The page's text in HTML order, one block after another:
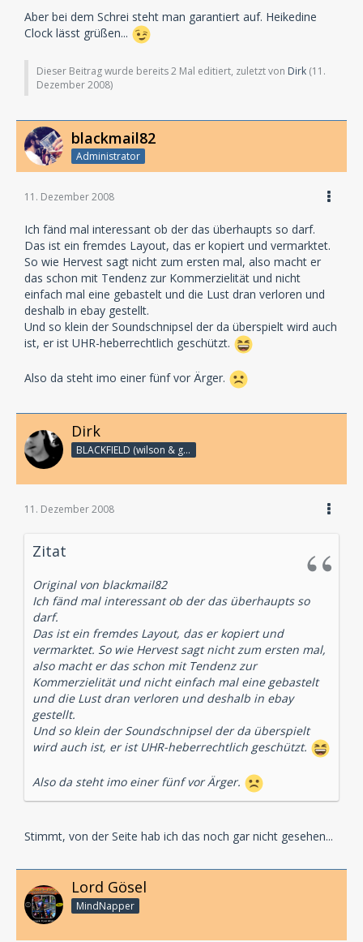
Aber bei dem Schrei steht man garantiert auf. Heikedine
Clock lässt grüßen...
Dieser Beitrag wurde bereits 2 Mal editiert, zuletzt von Dirk (11.
Dezember 2008)
blackmail82
Administrator
11. Dezember 2008
Ich fänd mal interessant ob der das überhaupts so darf.
Das ist ein fremdes Layout, das er kopiert und vermarktet.
So wie Hervest sagt nicht zum ersten mal, also macht er
das schon mit Tendenz zur Kommerzielität und nicht
einfach mal eine gebastelt und die Lust dran verloren und
deshalb in ebay gestellt.
Und so klein der Soundschnipsel der da überspielt wird auch
ist, er ist UHR-heberrechtlich geschützt.
Also da steht imo einer fünf vor Ärger.
Dirk
BLACKFIELD (wilson & geffen)
11. Dezember 2008
Zitat
Original von blackmail82
Ich fänd mal interessant ob der das überhaupts so
darf.
Das ist ein fremdes Layout, das er kopiert und
vermarktet. So wie Hervest sagt nicht zum ersten mal,
also macht er das schon mit Tendenz zur
Kommerzielität und nicht einfach mal eine gebastelt
und die Lust dran verloren und deshalb in ebay
gestellt.
Und so klein der Soundschnipsel der da überspielt
wird auch ist, er ist UHR-heberrechtlich geschützt.
Also da steht imo einer fünf vor Ärger.
Stimmt, von der Seite hab ich das noch gar nicht gesehen...
Lord Gösel
MindNapper